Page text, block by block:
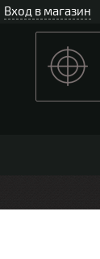
Вход в магазин